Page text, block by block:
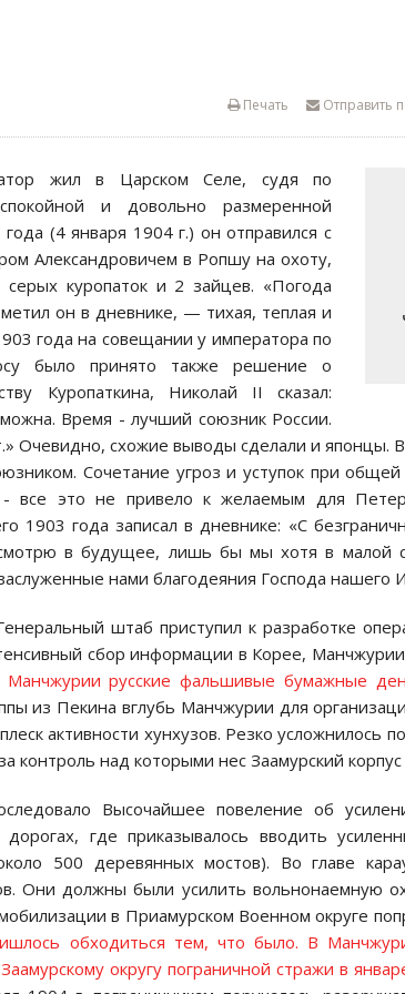
Отправить
Печать
жил в Царском Селе, судя по
и довольно размеренной
(4 января 1904 г.) он отправился с
Александровичем в Ропшу на охоту,
куропаток и 2 зайцев. «Погода
он в дневнике, — тихая, теплая и
года на совещании у императора по
было принято также решение о
Куропаткина, Николай II сказал:
Время - лучший союзник России.
Очевидно, схожие выводы сделали и японцы.
Сочетание угроз и уступок при
- все это не привело к желаемым для
1903 года записал в дневнике: «С
в будущее, лишь бы мы хотя в малой
нами благодеяния Господа нашего
штаб приступил к разработке
сбор информации в Корее,
Манчжурии русские фальшивые бумажные
из Пекина вглубь Манчжурии для
активности хунхузов. Резко усложнилось
контроль над которыми нес Заамурский
Высочайшее повеление об
дорогах, где приказывалось вводить
500 деревянных мостов). Во главе
Они должны были усилить вольнонаемную
в Приамурском Военном округе
обходиться тем, что было. В
округу пограничной стражи в